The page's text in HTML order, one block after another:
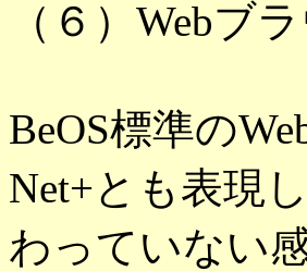
（６）Webブ
BeOS標準の
Net+とも表現
わっていない